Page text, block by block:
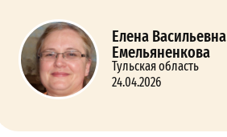
Елена Васильевна
Емельяненкова
Тульская область
24.04.2026